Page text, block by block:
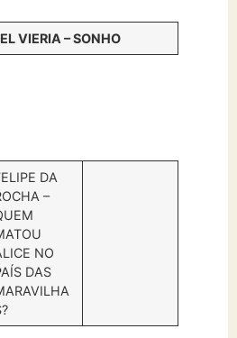
VIERIA – SONHO
DA
–
NO
DAS